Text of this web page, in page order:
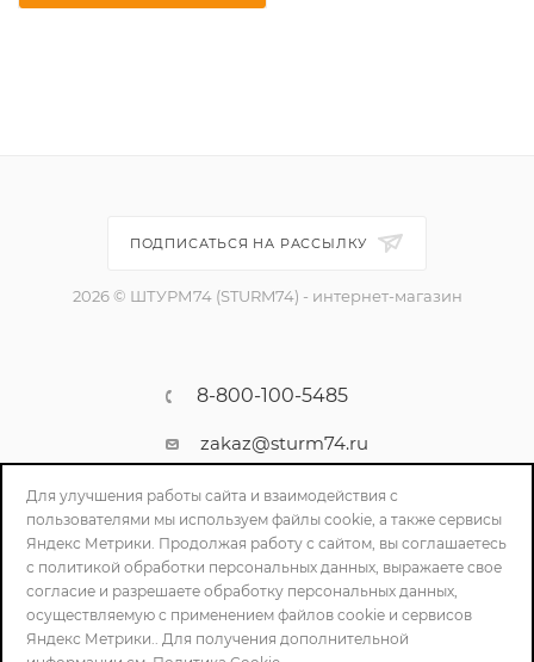
ПОДПИСАТЬСЯ НА РАССЫЛКУ
2026 © ШТУРМ74 (STURM74) - интернет-магазин
8-800-100-5485
zakaz@sturm74.ru
г. Челябинск, ул. Стартовая 34/1
Для улучшения работы сайта и взаимодействия с
пользователями мы используем файлы cookie, а также сервисы
Яндекс Метрики. Продолжая работу с сайтом, вы соглашаетесь
с политикой обработки персональных данных, выражаете свое
согласие и разрешаете обработку персональных данных,
осуществляемую с применением файлов cookie и сервисов
Яндекс Метрики.. Для получения дополнительной